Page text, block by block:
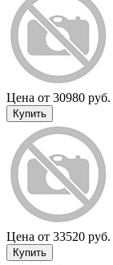
Цена от 30980 руб.
Купить
Цена от 33520 руб.
Купить